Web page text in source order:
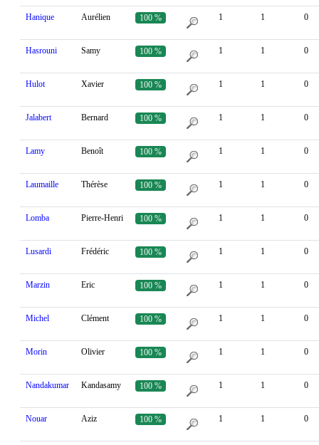
Hanique Aurélien 100 % 1 1 0
Hasrouni Samy 100 % 1 1 0
Hulot Xavier 100 % 1 1 0
Jalabert Bernard 100 % 1 1 0
Lamy Benoît 100 % 1 1 0
Laumaille Thérèse 100 % 1 1 0
Lomba Pierre-Henri 100 % 1 1 0
Lusardi Frédéric 100 % 1 1 0
Marzin Eric 100 % 1 1 0
Michel Clément 100 % 1 1 0
Morin Olivier 100 % 1 1 0
Nandakumar Kandasamy 100 % 1 1 0
Nouar Aziz 100 % 1 1 0